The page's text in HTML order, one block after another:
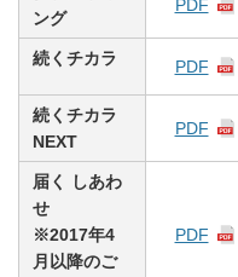
ング
PDF
続くチカラ PDF
続くチカラ
NEXT
PDF
届く しあわ
せ
※2017年4
月以降のご
PDF